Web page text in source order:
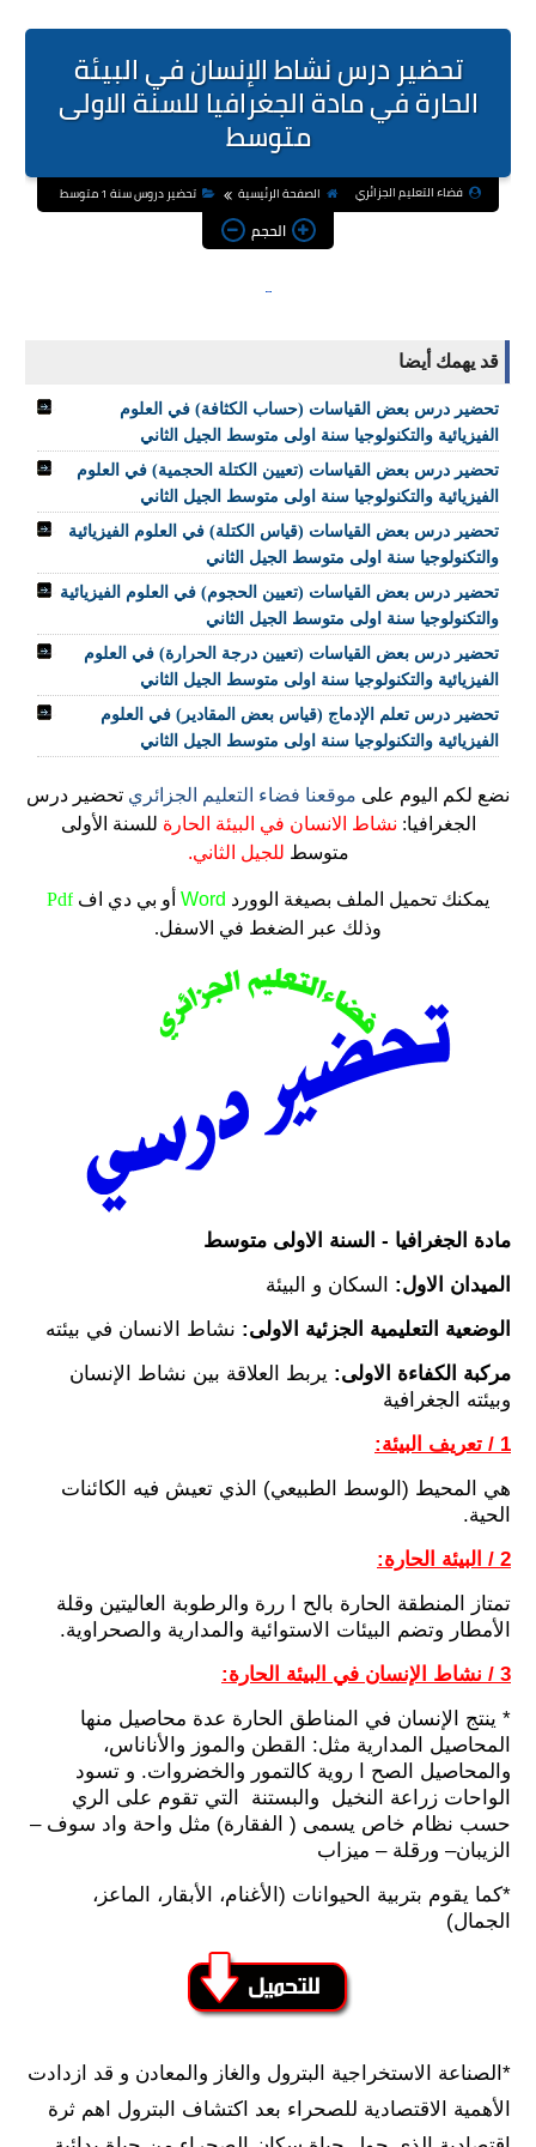
تحضير درس نشاط الإنسان في البيئة
الحارة في مادة الجغرافيا للسنة الاولى
متوسط
فضاء التعليم الجزائري الصفحة الرئيسية تحضير دروس سنة 1 متوسط
الحجم
قد يهمك أيضا
تحضير درس بعض القياسات (حساب الكثافة) في العلوم
الفيزيائية والتكنولوجيا سنة اولى متوسط الجيل الثاني
تحضير درس بعض القياسات (تعيين الكتلة الحجمية) في العلوم
الفيزيائية والتكنولوجيا سنة اولى متوسط الجيل الثاني
تحضير درس بعض القياسات (قياس الكتلة) في العلوم الفيزيائية
والتكنولوجيا سنة اولى متوسط الجيل الثاني
تحضير درس بعض القياسات (تعيين الحجوم) في العلوم الفيزيائية
والتكنولوجيا سنة اولى متوسط الجيل الثاني
تحضير درس بعض القياسات (تعيين درجة الحرارة) في العلوم
الفيزيائية والتكنولوجيا سنة اولى متوسط الجيل الثاني
تحضير درس تعلم الإدماج (قياس بعض المقادير) في العلوم
الفيزيائية والتكنولوجيا سنة اولى متوسط الجيل الثاني
نضع لكم اليوم على موقعنا فضاء التعليم الجزائري تحضير درس
الجغرافيا: نشاط الانسان في البيئة الحارة للسنة الأولى
متوسط للجيل الثاني.
يمكنك تحميل الملف بصيغة الوورد Word أو بي دي اف Pdf
وذلك عبر الضغط في الاسفل.
مادة الجغرافيا - السنة الاولى متوسط
الميدان الاول: السكان و البيئة
الوضعية التعليمية الجزئية الاولى: نشاط الانسان في بيئته
مركبة الكفاءة الاولى: يربط العلاقة بين نشاط الإنسان
وبيئته الجغرافية
1 / تعريف البيئة:
هي المحيط (الوسط الطبيعي) الذي تعيش فيه الكائنات
الحية.
2 / البيئة الحارة:
تمتاز المنطقة الحارة بالح ا ررة والرطوبة العاليتين وقلة
الأمطار وتضم البيئات الاستوائية والمدارية والصحراوية.
3 / نشاط الإنسان في البيئة الحارة:
* ينتج الإنسان في المناطق الحارة عدة محاصيل منها
المحاصيل المدارية مثل: القطن والموز والأناناس،
والمحاصيل الصح ا روية كالتمور والخضروات. و تسود
الواحات زراعة النخيل والبستنة التي تقوم على الري
حسب نظام خاص يسمى ( الفقارة) مثل واحة واد سوف –
الزيبان– ورقلة – ميزاب
*كما يقوم بتربية الحيوانات (الأغنام، الأبقار، الماعز،
الجمال)
*الصناعة الاستخراجية البترول والغاز والمعادن و قد ازدادت
الأهمية الاقتصادية للصحراء بعد اكتشاف البترول اهم ثرة